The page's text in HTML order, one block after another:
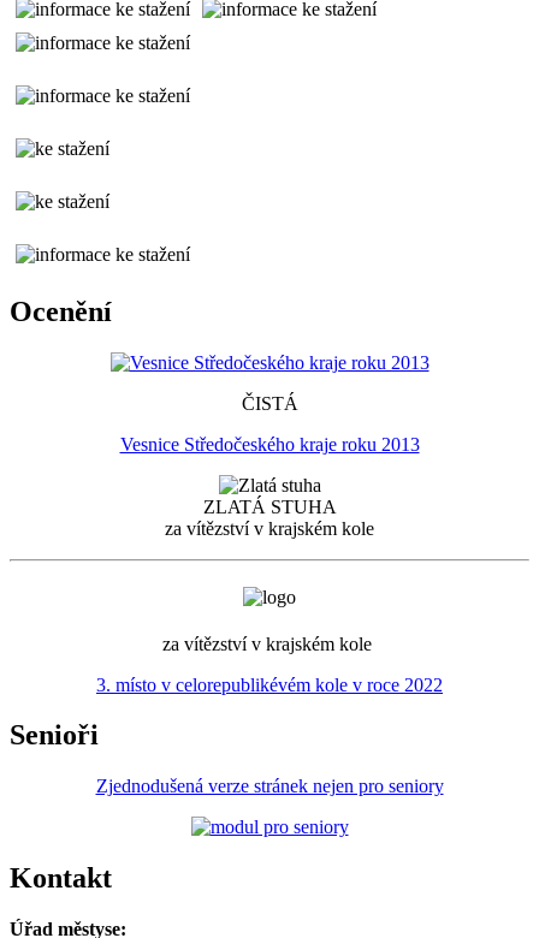
Ocenění
ČISTÁ
Vesnice Středočeského kraje roku 2013
ZLATÁ STUHA
za vítězství v krajském kole
za vítězství v krajském kole
3. místo v celorepublikévém kole v roce 2022
Senioři
Zjednodušená verze stránek nejen pro seniory
Kontakt
Úřad městyse: